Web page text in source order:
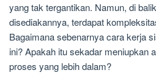
yang tak tergantikan. Namun, di
disediakannya, terdapat
Bagaimana sebenarnya cara kerja
ini? Apakah itu sekadar meniupkan
proses yang lebih dalam?